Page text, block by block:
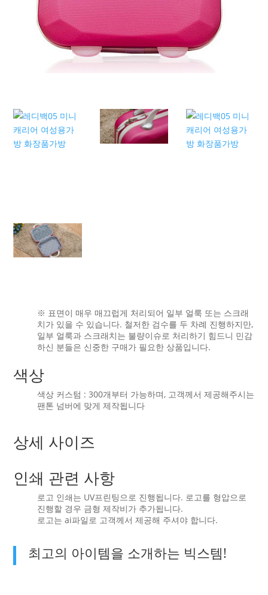
※ 표면이 매우 매끄럽게 처리되어 일부 얼룩 또는 스크래
치가 있을 수 있습니다. 철저한 검수를 두 차례 진행하지만,
일부 얼룩과 스크래치는 불량이슈로 처리하기 힘드니 민감
하신 분들은 신중한 구매가 필요한 상품입니다.
색상
색상 커스텀 : 300개부터 가능하며, 고객께서 제공해주시는
팬톤 넘버에 맞게 제작됩니다
상세 사이즈
인쇄 관련 사항
로고 인쇄는 UV프린팅으로 진행됩니다. 로고를 형압으로
진행할 경우 금형 제작비가 추가됩니다.
로고는 ai파일로 고객께서 제공해 주셔야 합니다.
최고의 아이템을 소개하는 빅스템!